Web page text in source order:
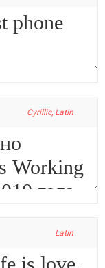
Cyrillic, Latin
Latin